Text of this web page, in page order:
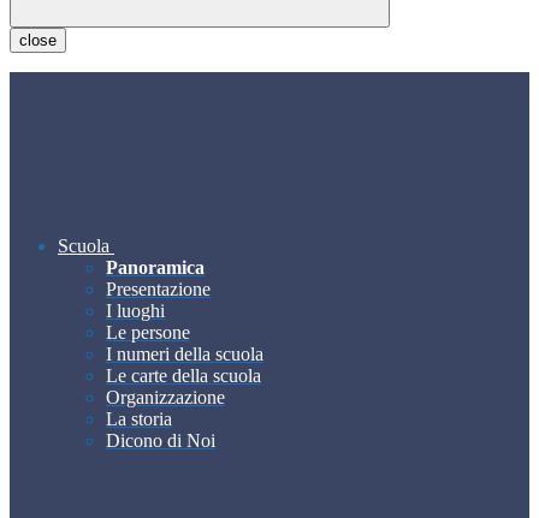
close
Scuola
Panoramica
Presentazione
I luoghi
Le persone
I numeri della scuola
Le carte della scuola
Organizzazione
La storia
Dicono di Noi